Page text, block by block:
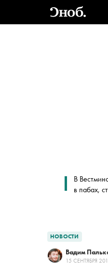
В
в пабах,
НОВОСТИ
Вадим
15 СЕНТЯБРЯ